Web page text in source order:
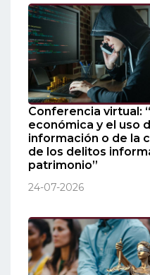
Conferencia virtual:
económica y el uso
información o de la
de los delitos
patrimonio”
24-07-2026